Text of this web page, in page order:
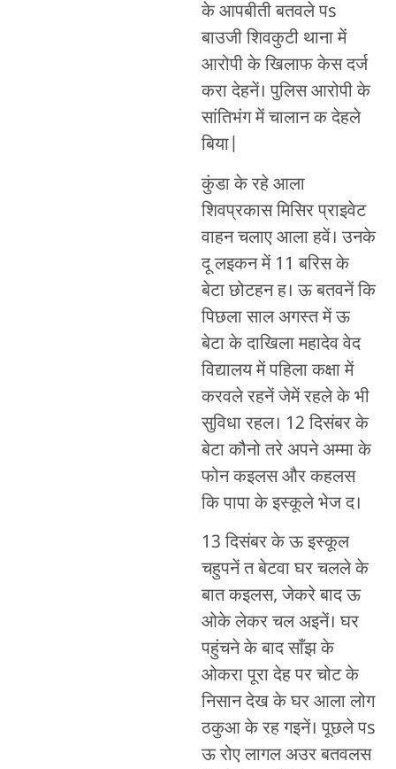
के आपबीती बतवले पs
बाउजी शिवकुटी थाना में
आरोपी के खिलाफ केस दर्ज
करा देहनें। पुलिस आरोपी के
सांतिभंग में चालान क देहले
बिया|
कुंडा के रहे आला
शिवप्रकास मिसिर प्राइवेट
वाहन चलाए आला हवें। उनके
दू लइकन में 11 बरिस के
बेटा छोटहन ह। ऊ बतवनें कि
पिछला साल अगस्त में ऊ
बेटा के दाखिला महादेव वेद
विद्यालय में पहिला कक्षा में
करवले रहनें जेमें रहले के भी
सुविधा रहल। 12 दिसंबर के
बेटा कौनो तरे अपने अम्मा के
फोन कइलस और कहलस
कि पापा के इस्कूले भेज द।
13 दिसंबर के ऊ इस्कूल
चहुपनें त बेटवा घर चलले के
बात कइलस, जेकरे बाद ऊ
ओके लेकर चल अइनें। घर
पहुंचने के बाद साँझ के
ओकरा पूरा देह पर चोट के
निसान देख के घर आला लोग
ठकुआ के रह गइनें। पूछले पs
ऊ रोए लागल अउर बतवलस